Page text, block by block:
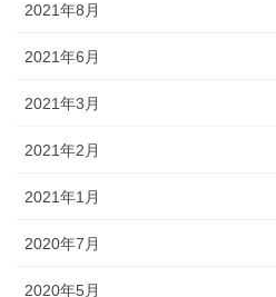
2021年8月
2021年6月
2021年3月
2021年2月
2021年1月
2020年7月
2020年5月